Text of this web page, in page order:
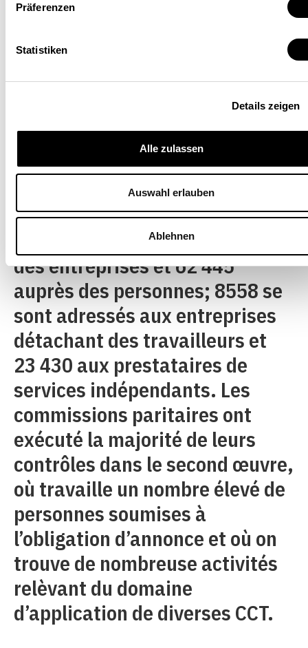
Präferenzen
Statistiken
Details zeigen
Alle zulassen
Auswahl erlauben
Ablehnen
(représentant 34 764
travailleurs) dans les branches
activité de contrôle en 2010 par
rapport à 2009. Les contrôles
auprès des employeurs suisses
ont été intensifiés dans le cadre
de l’exécution habituelle des
CCT. Il y en a eu 10 595 auprès
des entreprises et 62 445
auprès des personnes; 8558 se
sont adressés aux entreprises
détachant des travailleurs et
23 430 aux prestataires de
services indépendants. Les
commissions paritaires ont
exécuté la majorité de leurs
contrôles dans le second œuvre,
où travaille un nombre élevé de
personnes soumises à
l’obligation d’annonce et où on
trouve de nombreuse activités
relèvant du domaine
d’application de diverses CCT.